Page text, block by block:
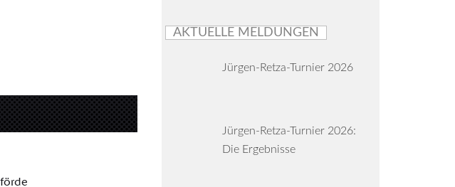
AKTUELLE MELDUNGEN
Jürgen-Retza-Turnier 2026
Jürgen-Retza-Turnier 2026:
Die Ergebnisse